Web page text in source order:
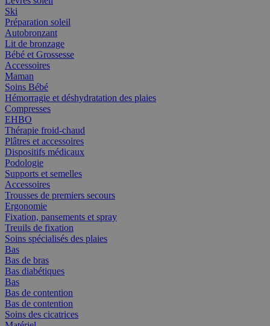
Ski
Préparation soleil
Autobronzant
Lit de bronzage
Bébé et Grossesse
Accessoires
Maman
Soins Bébé
Hémorragie et déshydratation des plaies
Compresses
EHBO
Thérapie froid-chaud
Plâtres et accessoires
Dispositifs médicaux
Podologie
Supports et semelles
Accessoires
Trousses de premiers secours
Ergonomie
Fixation, pansements et spray
Treuils de fixation
Soins spécialisés des plaies
Bas
Bas de bras
Bas diabétiques
Bas
Bas de contention
Bas de contention
Soins des cicatrices